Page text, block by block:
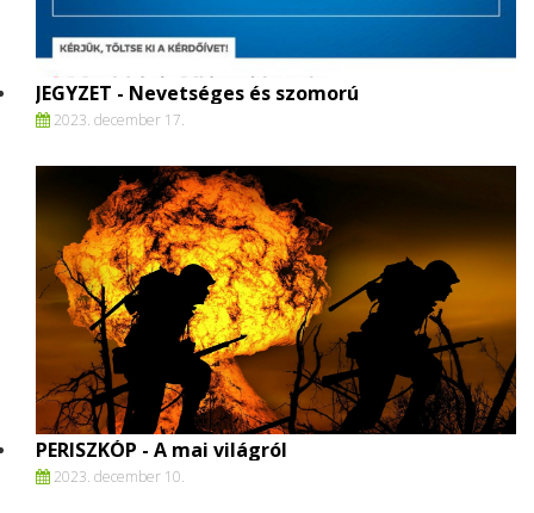
JEGYZET - Nevetséges és szomorú
2023. december 17.
PERISZKÓP - A mai világról
2023. december 10.